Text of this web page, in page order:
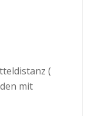
(
mit